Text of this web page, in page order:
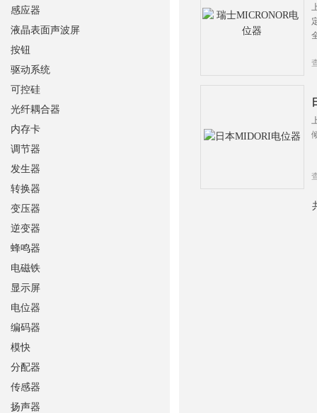
感应器
液晶表面声波屏
按钮
驱动系统
可控硅
光纤耦合器
内存卡
调节器
发生器
转换器
变压器
逆变器
蜂鸣器
电磁铁
显示屏
电位器
编码器
模快
分配器
传感器
扬声器